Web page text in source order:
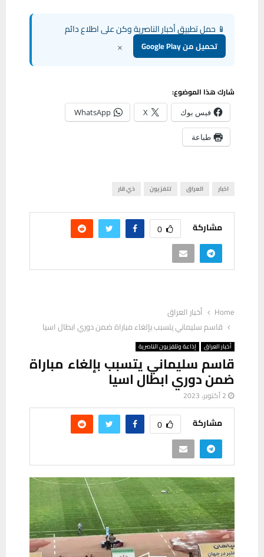
📱 حمل تطبيق أخبار الناصرية وكن على اطلاع دائم
تحميل من Google Play ×
شارك هذا الموضوع:
فيس بوك X
WhatsApp
طباعة
اخبار العراق تلفزيون ذي قار
مشاركة 0
Home
أخبار العراق
قاسم سليماني يتسبب بإلغاء مباراة ضمن دوري ابطال اسيا
أخبار العراق إذاعة وتلفزيون الناصرية
قاسم سليماني يتسبب بإلغاء مباراة
ضمن دوري ابطال اسيا
2 أكتوبر، 2023
مشاركة 0